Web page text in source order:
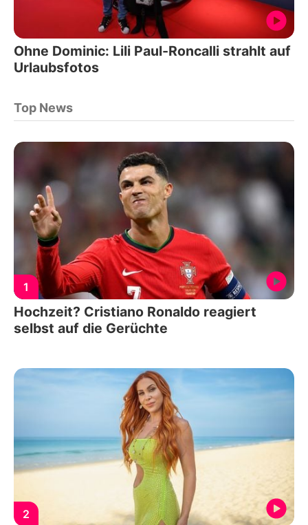
Ohne Dominic: Lili Paul-Roncalli strahlt auf
Urlaubsfotos
Top News
1
Hochzeit? Cristiano Ronaldo reagiert
selbst auf die Gerüchte
2